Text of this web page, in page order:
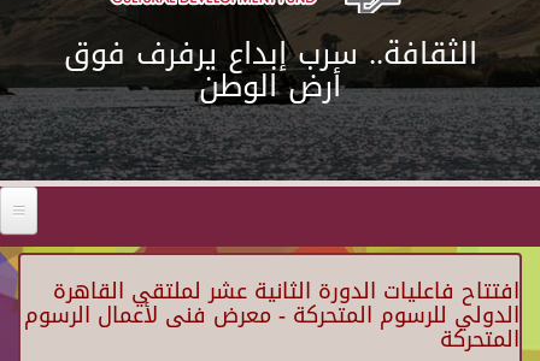
الثقافة.. سرب إبداع يرفرف فوق
أرض الوطن
افتتاح فاعليات الدورة الثانية عشر لملتقي القاهرة
الدولي للرسوم المتحركة - معرض فنى لأعمال الرسوم
المتحركة